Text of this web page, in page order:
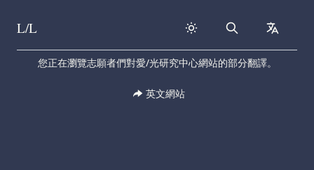
Skip to content
L/L Search
您正在瀏覽志願者們對愛/光研究中心網站的部分翻譯。
英文網站